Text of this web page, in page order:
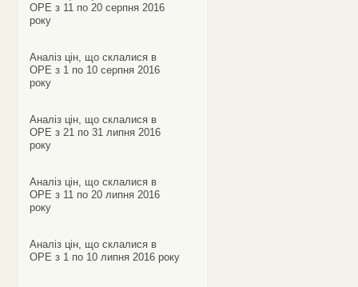
ОРЕ з 11 по 20 серпня 2016
року
Аналіз цін, що склалися в
ОРЕ з 1 по 10 серпня 2016
року
Аналіз цін, що склалися в
ОРЕ з 21 по 31 липня 2016
року
Аналіз цін, що склалися в
ОРЕ з 11 по 20 липня 2016
року
Аналіз цін, що склалися в
ОРЕ з 1 по 10 липня 2016 року